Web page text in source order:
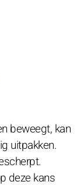
beweegt, kan
uitpakken.
deze kans